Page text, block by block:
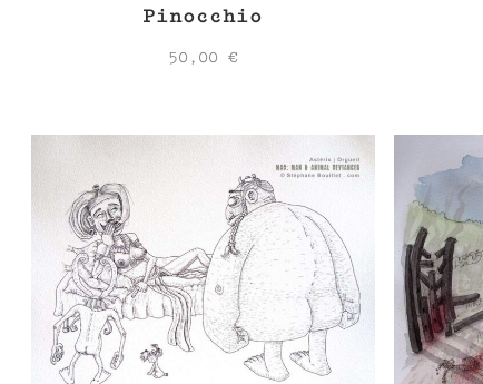
Pinocchio
50,00 €